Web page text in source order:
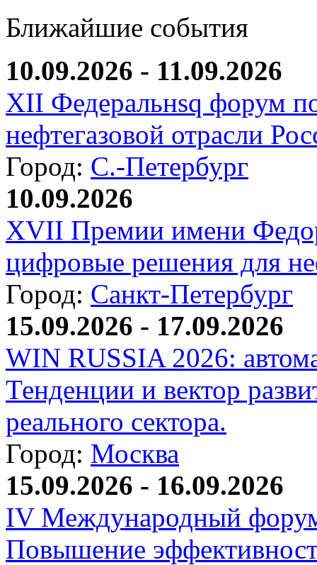
Ближайшие события
10.09.2026 - 11.09.2026
XII Федеральнsq форум
нефтегазовой отрасли
Город: С.-Петербург
10.09.2026
XVII Премии имени
цифровые решения для
Город: Санкт-Петербург
15.09.2026 - 17.09.2026
WIN RUSSIA 2026:
Тенденции и вектор
реального сектора.
Город: Москва
15.09.2026 - 16.09.2026
IV Международный
Повышение